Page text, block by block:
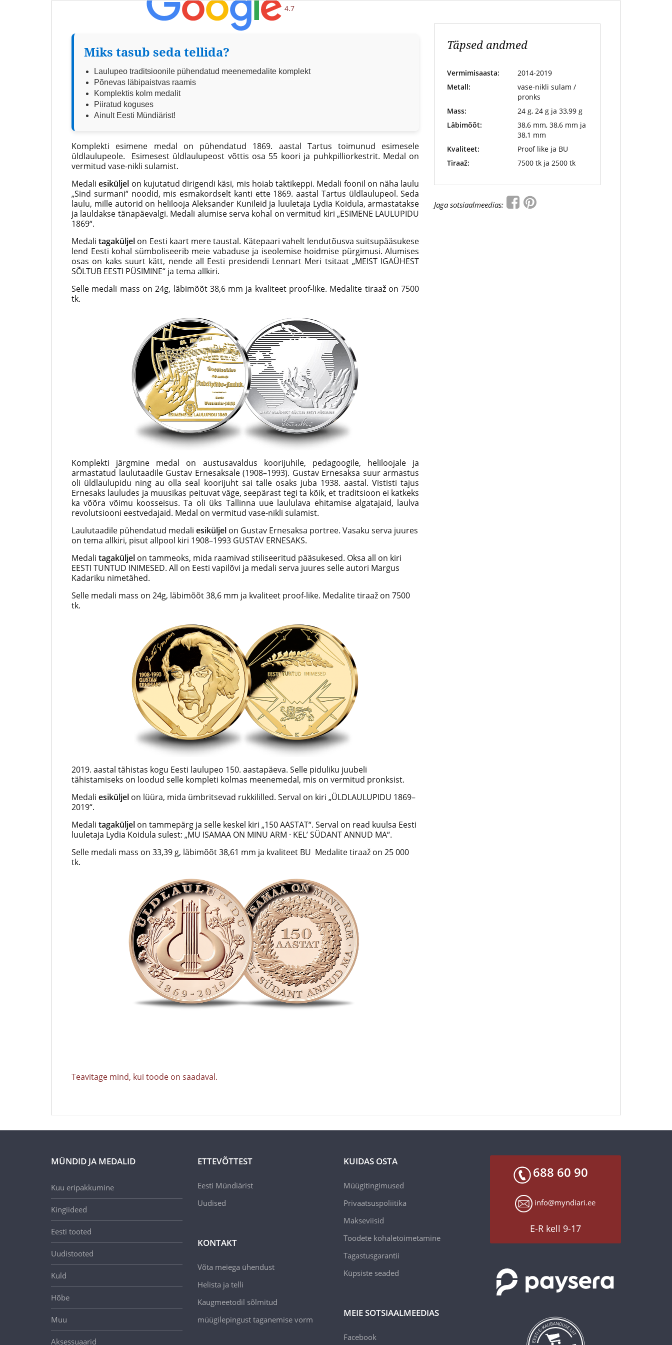
4.7
Miks tasub seda tellida?
Laulupeo traditsioonile pühendatud meenemedalite komplekt
Põnevas läbipaistvas raamis
Komplektis kolm medalit
Piiratud koguses
Ainult Eesti Mündiärist!
Komplekti esimene medal on pühendatud 1869. aastal Tartus toimunud esimesele
üldlaulupeole. Esimesest üldlaulupeost võttis osa 55 koori ja puhkpilliorkestrit. Medal on
vermitud vase-nikli sulamist.
Medaliesiküljel on kujutatud dirigendi käsi, mis hoiab taktikeppi. Medali foonil on näha laulu
„Sind surmani“ noodid, mis esmakordselt kanti ette 1869. aastal Tartus üldlaulupeol. Seda
laulu, mille autorid on helilooja Aleksander Kunileid ja luuletaja Lydia Koidula, armastatakse
ja lauldakse tänapäevalgi. Medali alumise serva kohal on vermitud kiri „ESIMENE LAULUPIDU
1869“.
Medalitagaküljel on Eesti kaart mere taustal. Kätepaari vahelt lendutõusva suitsupääsukese
lend Eesti kohal sümboliseerib meie vabaduse ja iseolemise hoidmise pürgimusi. Alumises
osas on kaks suurt kätt, nende all Eesti presidendi Lennart Meri tsitaat „MEIST IGAÜHEST
SÕLTUB EESTI PÜSIMINE“ ja tema allkiri.
Selle medali mass on 24g, läbimõõt 38,6 mm ja kvaliteet proof-like. Medalite tiraaž on 7500
tk.
Komplekti järgmine medal on austusavaldus koorijuhile, pedagoogile, heliloojale ja
armastatud laulutaadile Gustav Ernesaksale (1908–1993). Gustav Ernesaksa suur armastus
oli üldlaulupidu ning au olla seal koorijuht sai talle osaks juba 1938. aastal. Vististi tajus
Ernesaks lauludes ja muusikas peituvat väge, seepärast tegi ta kõik, et traditsioon ei katkeks
ka võõra võimu koosseisus. Ta oli üks Tallinna uue laululava ehitamise algatajaid, laulva
revolutsiooni eestvedajaid. Medal on vermitud vase-nikli sulamist.
Laulutaadile pühendatud medali esiküljel on Gustav Ernesaksa portree. Vasaku serva juures
on tema allkiri, pisut allpool kiri 1908–1993 GUSTAV ERNESAKS.
Medali tagaküljel on tammeoks, mida raamivad stiliseeritud pääsukesed. Oksa all on kiri
EESTI TUNTUD INIMESED. All on Eesti vapilõvi ja medali serva juures selle autori Margus
Kadariku nimetähed.
Selle medali mass on 24g, läbimõõt 38,6 mm ja kvaliteet proof-like. Medalite tiraaž on 7500
tk.
2019. aastal tähistas kogu Eesti laulupeo 150. aastapäeva. Selle piduliku juubeli
tähistamiseks on loodud selle kompleti kolmas meenemedal, mis on vermitud pronksist.
Medali esiküljel on lüüra, mida ümbritsevad rukkililled. Serval on kiri „ÜLDLAULUPIDU 1869–
2019“.
Medali tagaküljel on tammepärg ja selle keskel kiri „150 AASTAT“. Serval on read kuulsa Eesti
luuletaja Lydia Koidula sulest: „MU ISAMAA ON MINU ARM · KEL’ SÜDANT ANNUD MA“.
Selle medali mass on 33,39 g, läbimõõt 38,61 mm ja kvaliteet BU Medalite tiraaž on 25 000
tk.
Teavitage mind, kui toode on saadaval.
Täpsed andmed
Vermimisaasta:
2014-2019
Metall:
vase-nikli sulam /
pronks
Mass:
24 g, 24 g ja 33,99 g
Läbimõõt:
38,6 mm, 38,6 mm ja
38,1 mm
Kvaliteet:
Proof like ja BU
Tiraaž:
7500 tk ja 2500 tk
Jaga sotsiaalmeedias:
MÜNDID JA MEDALID
Kuu eripakkumine
Kingiideed
Eesti tooted
Uudistooted
Kuld
Hõbe
Muu
Aksessuaarid
ETTEVÕTTEST
Eesti Mündiärist
Uudised
KONTAKT
Võta meiega ühendust
Helista ja telli
Kaugmeetodil sõlmitud
müügilepingust taganemise vorm
KUIDAS OSTA
Müügitingimused
Privaatsuspoliitika
Makseviisid
Toodete kohaletoimetamine
Tagastusgarantii
Küpsiste seaded
MEIE SOTSIAALMEEDIAS
Facebook
688 60 90
info@myndiari.ee
E-R kell 9-17